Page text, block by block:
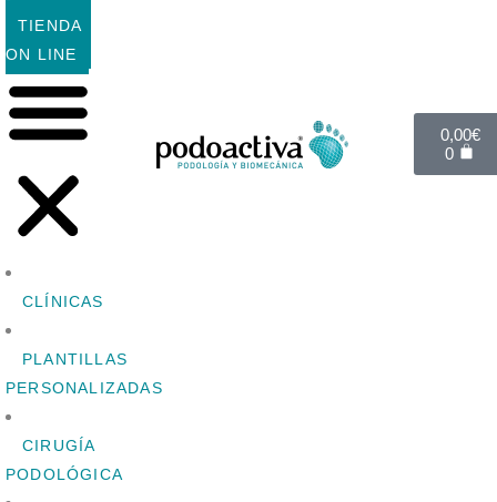
TIENDA
ON LINE
CLÍNICAS
PLANTILLAS
PERSONALIZADAS
CIRUGÍA
PODOLÓGICA
0,00€
0